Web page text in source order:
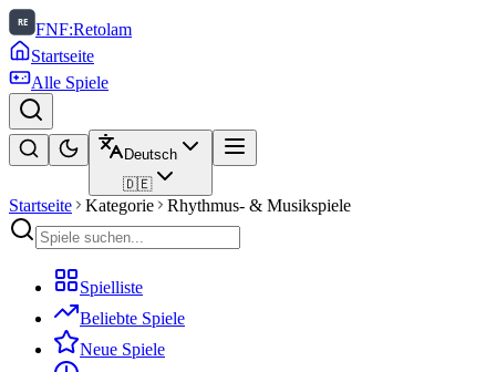
FNF:Retolam
Startseite
Alle Spiele
Deutsch
🇩🇪
Startseite Kategorie Rhythmus- & Musikspiele
Spielliste
Beliebte Spiele
Neue Spiele